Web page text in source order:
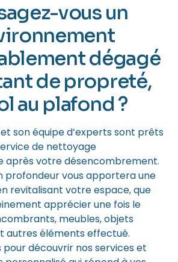
vous un
dégagé
de propreté,
au plafond ?
et son équipe d’experts sont prêts
de nettoyage
après votre désencombrement.
profondeur vous apportera une
revitalisant votre espace, que
apprécier une fois le
meubles, objets
autres éléments effectué.
découvrir nos services et